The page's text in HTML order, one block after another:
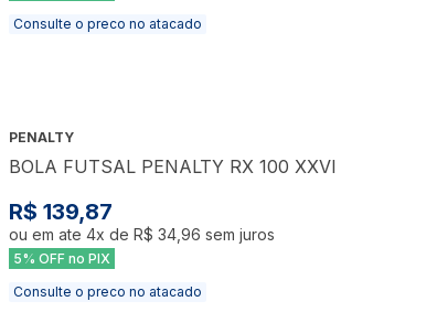
Consulte o preco no atacado
PENALTY
BOLA FUTSAL PENALTY RX 100 XXVI
R$ 139,87
ou em ate 4x de R$ 34,96 sem juros
5% OFF no PIX
Consulte o preco no atacado